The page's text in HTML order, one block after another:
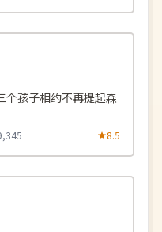
个孩子相约不再提起森
8.5